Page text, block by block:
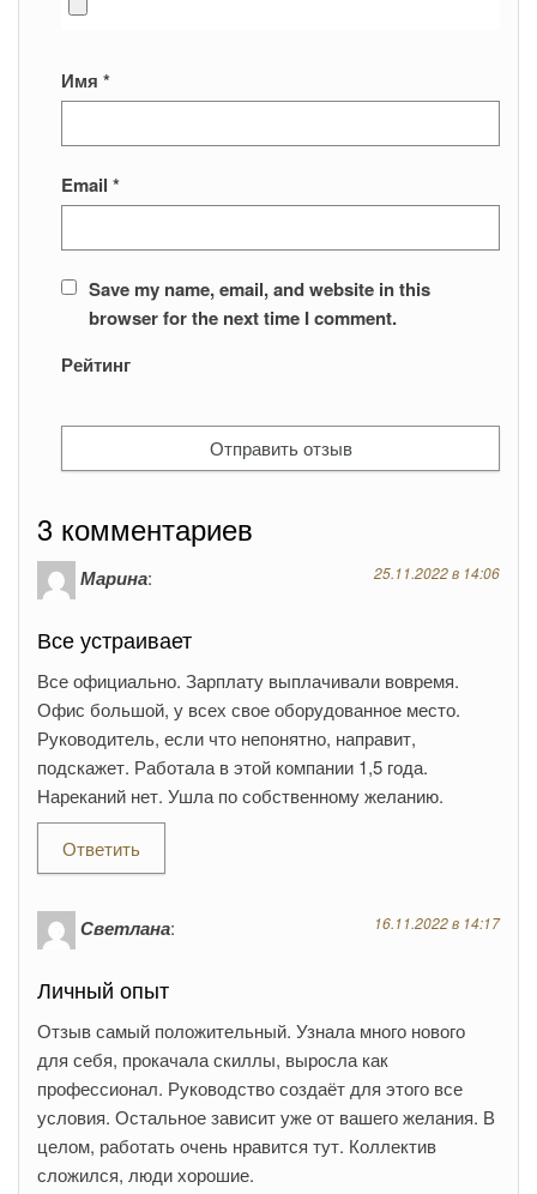
Имя *
Email *
Save my name, email, and website in this
browser for the next time I comment.
Рейтинг
3 комментариев
Марина: 25.11.2022 в 14:06
Все устраивает
Все официально. Зарплату выплачивали вовремя.
Офис большой, у всех свое оборудованное место.
Руководитель, если что непонятно, направит,
подскажет. Работала в этой компании 1,5 года.
Нареканий нет. Ушла по собственному желанию.
Ответить
Светлана: 16.11.2022 в 14:17
Личный опыт
Отзыв самый положительный. Узнала много нового
для себя, прокачала скиллы, выросла как
профессионал. Руководство создаёт для этого все
условия. Остальное зависит уже от вашего желания. В
целом, работать очень нравится тут. Коллектив
сложился, люди хорошие.